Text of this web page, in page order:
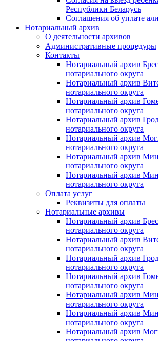
Республики Беларусь
Соглашения об уплате
Нотариальный архив
О деятельности архивов
Административные процедуры
Контакты
Нотариальный архив
нотариального округа
Нотариальный архив
нотариального округа
Нотариальный архив
нотариального округа
Нотариальный архив
нотариального округа
Нотариальный архив
нотариального округа
Нотариальный архив
нотариального округа
Нотариальный архив
нотариального округа
Оплата услуг
Реквизиты для оплаты
Нотариальные архивы
Нотариальный архив
нотариального округа
Нотариальный архив
нотариального округа
Нотариальный архив
нотариального округа
Нотариальный архив
нотариального округа
Нотариальный архив
нотариального округа
Нотариальный архив
нотариального округа
Нотариальный архив